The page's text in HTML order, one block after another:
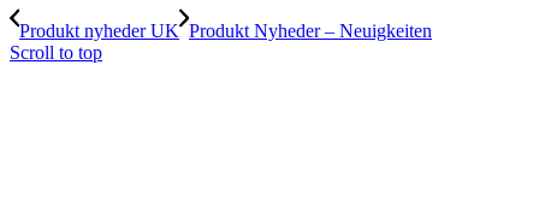
Produkt nyheder UK Produkt Nyheder – Neuigkeiten
Scroll to top